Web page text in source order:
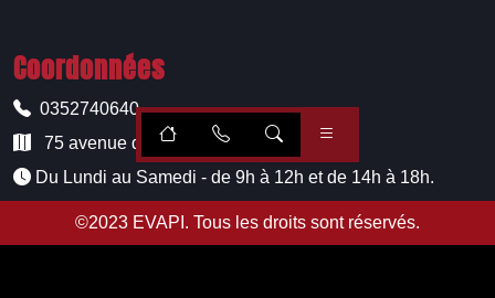
Coordonnées
0352740640
75 avenue de Paris, 51100 Reims
Du Lundi au Samedi - de 9h à 12h et de 14h à 18h.
©2023 EVAPI . Tous les droits sont réservés.